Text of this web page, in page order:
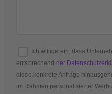
Ich willige ein, dass
entsprechend der
diese konkrete Anfrage
im Rahmen personalisierter